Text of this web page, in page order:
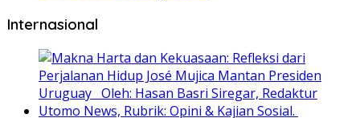
Internasional